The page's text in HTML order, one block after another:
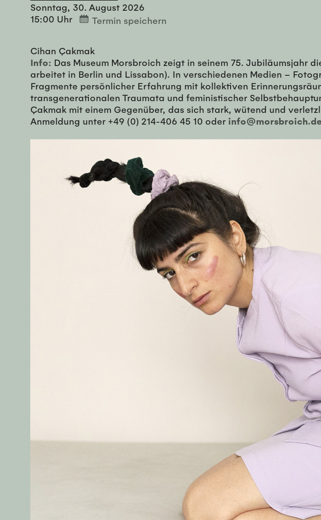
Sonntag, 30. August 2026
15:00 Uhr
Termin speichern
Cihan Çakmak
Info: Das Museum Morsbroich zeigt in seinem 75. Jubiläumsjahr
arbeitet in Berlin und Lissabon). In verschiedenen Medien –
Fragmente persönlicher Erfahrung mit kollektiven
transgenerationalen Traumata und feministischer
Çakmak mit einem Gegenüber, das sich stark, wütend und
Anmeldung unter +49 (0) 214-406 45 10 oder